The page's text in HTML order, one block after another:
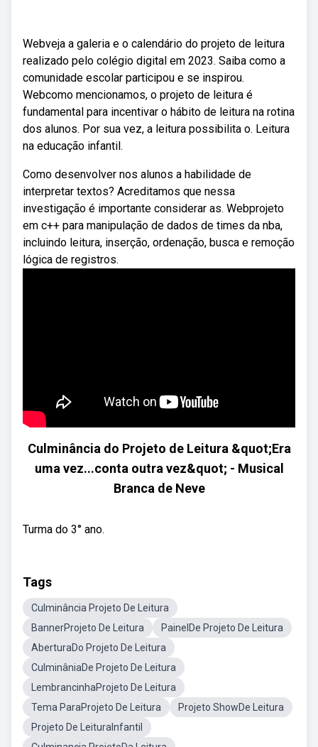
Webveja a galeria e o calendário do projeto de leitura
realizado pelo colégio digital em 2023. Saiba como a
comunidade escolar participou e se inspirou.
Webcomo mencionamos, o projeto de leitura é
fundamental para incentivar o hábito de leitura na rotina
dos alunos. Por sua vez, a leitura possibilita o. Leitura
na educação infantil.
Como desenvolver nos alunos a habilidade de
interpretar textos? Acreditamos que nessa
investigação é importante considerar as. Webprojeto
em c++ para manipulação de dados de times da nba,
incluindo leitura, inserção, ordenação, busca e remoção
lógica de registros.
Culminância do Projeto de Leitura &quot;Era
uma vez...conta outra vez&quot; - Musical
Branca de Neve
Turma do 3° ano.
Tags
Culminância Projeto De Leitura
BannerProjeto De Leitura
PainelDe Projeto De Leitura
AberturaDo Projeto De Leitura
CulminâniaDe Projeto De Leitura
LembrancinhaProjeto De Leitura
Tema ParaProjeto De Leitura
Projeto ShowDe Leitura
Projeto De LeituraInfantil